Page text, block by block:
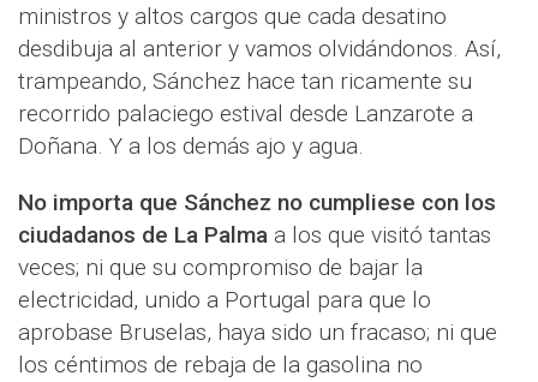
ministros y altos cargos que cada desatino
desdibuja al anterior y vamos olvidándonos. Así,
trampeando, Sánchez hace tan ricamente su
recorrido palaciego estival desde Lanzarote a
Doñana. Y a los demás ajo y agua.
No importa que Sánchez no cumpliese con los
ciudadanos de La Palma a los que visitó tantas
veces; ni que su compromiso de bajar la
electricidad, unido a Portugal para que lo
aprobase Bruselas, haya sido un fracaso; ni que
los céntimos de rebaja de la gasolina no